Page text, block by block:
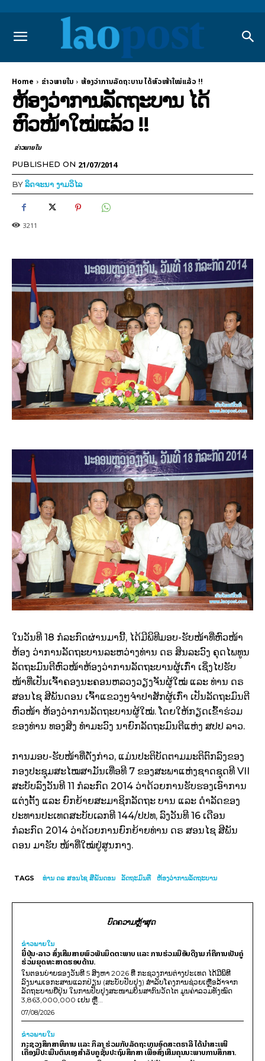
Home ຂ່າວພາຍ​ໃນ ຫ້ອງວ່າການລັດຖະບານ ໄດ້ຫົວໜ້າໃໝ່ແລ້ວ !!
ຫ້ອງວ່າການລັດຖະບານ ໄດ້
ຫົວໜ້າໃໝ່ແລ້ວ !!
ຂ່າວພາຍ​ໃນ
PUBLISHED ON 21/07/2014
BYລິດຈະນາ ງາມວິໄລ
3211
ໃນ​ວັນ​ທີ 18 ​ກໍລະກົດຜ່ານມານີ້, ​ໄດ້​ມີ​ພິທີ​ມອບ​-ຮັບໜ້າທີ່​ຫົວໜ້າ
ຫ້ອງ ວ່າການລັດຖະບານລະຫວ່າ​ງທ່ານ ດຣ ສິນ​ລະ​ວົງ ຄຸດ​ໄພທູນ
ລັດຖະມົນຕີຫົວໜ້າ​ຫ້ອງ​ວ່າການ​ລັດຖະບານຜູ້​ເກົ່າ ເຊິ່ງໄປຮັບ
ໜ້າທີ່​ເປັນ​ເຈົ້າ​ຄອງ​ນະຄອນຫລວງ​ວຽງຈັນຜູ້​ໃໝ່ ແລະ ທ່ານ​ ດຣ
ສອນ​ໄຊ ສີ​ພັນ​ດອນ ​ເຈົ້າ​ແຂວງ​ໆຈຳປາສັກຜູ້ເກົ່າ ເປັນລັດຖະມົນຕີ
ຫົວໜ້າ ຫ້ອງ​ວ່າການ​ລັດຖະບານຜູ້​ໃໝ່. ໂດຍ​ໃຫ້ກຽດ​ເຂົ້າ​ຮ່ວມ​
ຂອງ​ທ່ານ ທອງ​ສິງ ທຳ​ມະ​ວົງ ນາຍົກລັດຖະມົນຕີແຫ່ງ ສປປ ລາວ​.
ການ​ມອບ-ຮັບໜ້າທີ່​ດັ່ງກ່າວ,​ ແມ່ນ​ປະຕິບັດ​ຕາມ​ມະຕິ​ຕົກລົງ​ຂອງ​
ກອງ​ປະຊຸມ​ສະ​ໄໝສາມັນ​ເທື່ອ​ທີ 7 ຂອງ​ສະພາ​ແຫ່ງ​ຊາດ​ຊຸດ​ທີ VII
ສະບັບ​ລົງ​ວັນ​ທີ 11​​ ກໍລະກົດ 2014 ວ່າ​ດ້ວຍ​ການ​ຮັບຮອງ​ເອົາ​ການ​
ແຕ່ງຕັ້ງ ​ແລະ ຍົກຍ້າຍ​ສະມາຊິກ​ລັດຖະ ບານ ແລະ ດຳລັດ​ຂອງ​
ປະທານ​ປະ​ເທດ​ສະບັບ​ເລກທີ 144/ປປທ, ລົງ​ວັນ​ທີ 16 ​ເດືອນ​
ກໍລະກົດ 2014 ວ່າ​ດ້ວຍ​ການ​ຍົກຍ້າຍ​ທ່ານ ດຣ ສອນ​ໄຊ ສີ​ພັນ​
ດອນ ມາ​ຮັບ ໜ້າທີ່​ໃໝ່ຢູ່ສູນ​ກາງ.
TAGS ທ່ານ ດຣ ສອນໄຊ ສີພັນດອນ ລັດຖະມົນຕີ ຫ້ອງວ່າການລັດຖະບານ
ບົດຄວາມຫຼ້າສຸດ
ຂ່າວພາຍ​ໃນ
ຍີ່ປຸ່ນ-ລາວ ສົ່ງເສີມສາຍພົວພັນມິດຕະພາບ ແລະ ການຮ່ວມມືອັນດີງາມ ກໍຄືການເປັນຄູ່
ຮ່ວມຍຸດທະສາດຮອບດ້ານ.
ໃນຕອນບ່າຍຂອງວັນທີ 5 ສິງຫາ 2026 ທີ່ ກະຊວງການຕ່າງປະເທດ ໄດ້ມີພິທີ
ລົງນາມເອກະສານແລກປ່ຽນ (ສະບັບປັບປຸງ) ສໍາລັບໂຄງການຊ່ວຍເຫຼືອລ້າຈາກ
ລັດຖະບານຍີ່ປຸ່ນ ໃນການປັບປຸງສະໜາມບິນສາກົນວັດໄຕ ມູນຄ່າລວມທັງໝົດ
3,863,000,000 ເຢນ ຫຼື...
07/08/2026
ຂ່າວພາຍ​ໃນ
ກະຊວງສຶກສາທິການ ແລະ ກິລາ ຮ່ວມກັບລັດຖະບານອົດສະຕຣາລີ ໄດ້ນຳສະເໜີ
ເຄື່ອງມືປະເມີນຕົນເອງສຳລັບຄູຊັ້ນປະຖົມສຶກສາ ເພື່ອສົ່ງເສີມຄຸນນະພາບການສຶກສາ.